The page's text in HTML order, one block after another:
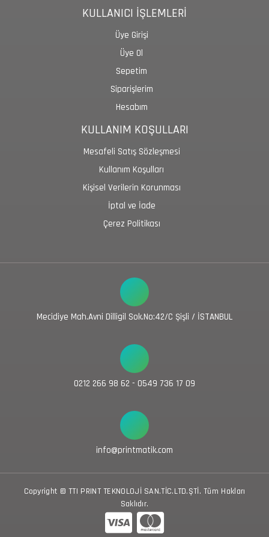
KULLANICI İŞLEMLERİ
Üye Girişi
Üye Ol
Sepetim
Siparişlerim
Hesabım
KULLANIM KOŞULLARI
Mesafeli Satış Sözleşmesi
Kullanım Koşulları
Kişisel Verilerin Korunması
İptal ve İade
Çerez Politikası
Mecidiye Mah.Avni Dilligil Sok.No:42/C Şişli / İSTANBUL
0212 266 98 62 - 0549 736 17 09
info@printmatik.com
Copyright © TTI PRINT TEKNOLOJİ SAN.TİC.LTD.ŞTİ. Tüm Hakları
Saklıdır.